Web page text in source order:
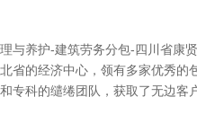
与养护-建筑劳务分包-四川省康
省的经济中心，领有多家优秀
专科的缱绻团队，获取了无边